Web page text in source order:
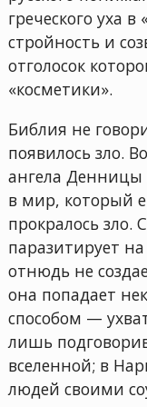
греческого уха
стройность и
отголосок
«косметики».
Библия не
появилось зло.
ангела Денницы
в мир, который
прокралось
паразитирует
отнюдь не
она попадает
способом —
лишь
вселенной; в
людей своими